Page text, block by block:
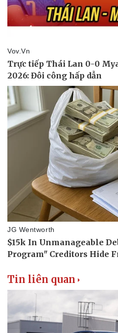
Thông tin doanh nghiệp
Doanh nghiệp 24h
Doanh nhân
Vì cộng đồng
Tin liên quan